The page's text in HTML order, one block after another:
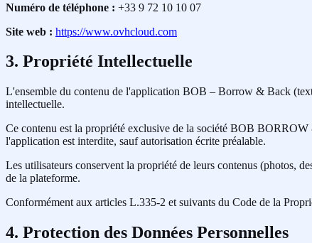
Numéro de téléphone : +33 9 72 10 10 07
Site web : https://www.ovhcloud.com
3. Propriété Intellectuelle
L'ensemble du contenu de l'application BOB – Borrow & Back
intellectuelle.
Ce contenu est la propriété exclusive de la société BOB
l'application est interdite, sauf autorisation écrite préalable.
Les utilisateurs conservent la propriété de leurs contenus (photos,
de la plateforme.
Conformément aux articles L.335-2 et suivants du Code de la
4. Protection des Données Personnelles